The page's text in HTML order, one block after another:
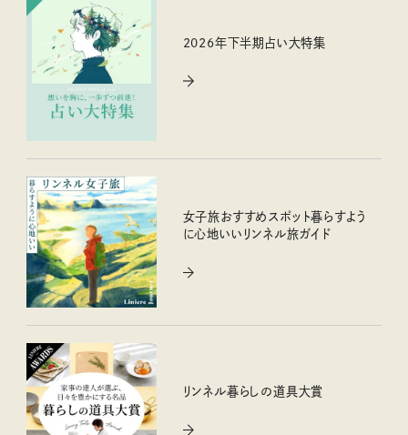
2026年下半期占い大特集
女子旅おすすめスポット暮らすよう
に心地いいリンネル旅ガイド
リンネル暮らしの道具大賞